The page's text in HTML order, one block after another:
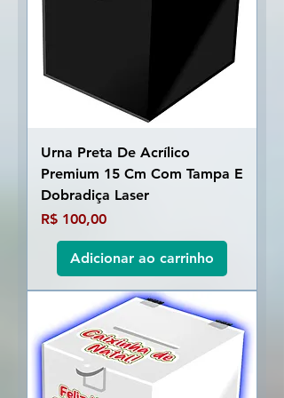
Urna Preta De Acrílico
Premium 15 Cm Com Tampa E
Dobradiça Laser
Preço
R$ 100,00
Adicionar ao carrinho